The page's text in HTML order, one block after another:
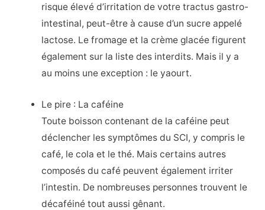
risque élevé d’irritation de votre tractus gastro-
intestinal, peut-être à cause d’un sucre appelé
lactose. Le fromage et la crème glacée figurent
également sur la liste des interdits. Mais il y a
au moins une exception : le yaourt.
Le pire : La caféine
Toute boisson contenant de la caféine peut
déclencher les symptômes du SCI, y compris le
café, le cola et le thé. Mais certains autres
composés du café peuvent également irriter
l’intestin. De nombreuses personnes trouvent le
décaféiné tout aussi gênant.